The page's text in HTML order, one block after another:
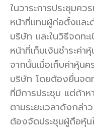
ในวาระการประชุมค
หน้าที่แทนผู้ก่อตั้งและ
บริษัท และในวิธีจดท
หน้าที่เก็บเงินชำระค่
จากนั้นเมื่อเก็บค่าหุ้น
บริษัท โดยต้องยื่นจด
ที่มีการประชุม แต่ถ้าห
ตามระยะเวลาดังกล่า
ต้องจัดประชุมผู้ถือหุ้